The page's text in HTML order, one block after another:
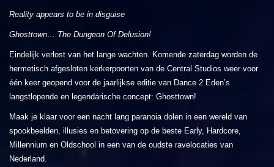
Reality appears to be in disguise
Ghosttown… The Dungeon Of Delusion!
Eindelijk verlost van het lange wachten. Komende zaterdag worden de
hermetisch afgesloten kerkerpoorten van de Central Studios weer voor
één keer geopend voor de jaarlijkse editie van Dance 2 Eden’s
langstlopende en legendarische concept: Ghosttown!
Maak je klaar voor een nacht lang paranoia dolen in een wereld van
spookbeelden, illusies en betovering op de beste Early, Hardcore,
Millennium en Oldschool in een van de oudste ravelocaties van
Nederland.